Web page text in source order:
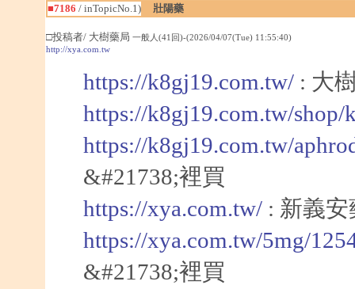
■7186 / inTopicNo.1) 壯陽藥
□投稿者/ 大樹藥局 一般人(41回)-(2026/04/07(Tue) 11:55:40)
http://xya.com.tw
https://k8gj19.com.tw/: 大
https://k8gj19.com.tw/shop/
https://k8gj19.com.tw/
&#21738;裡買
https://xya.com.tw/: 新義安
https://xya.com.tw/5mg/
&#21738;裡買